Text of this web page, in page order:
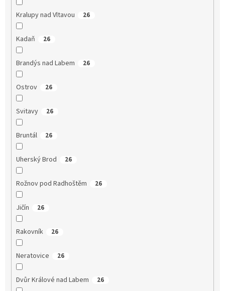
Kralupy nad Vltavou 26
Kadaň 26
Brandýs nad Labem 26
Ostrov 26
Svitavy 26
Bruntál 26
Uherský Brod 26
Rožnov pod Radhoštěm 26
Jičín 26
Rakovník 26
Neratovice 26
Dvůr Králové nad Labem 26